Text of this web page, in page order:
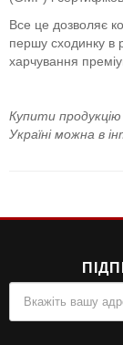
Все це дозволяє
першу сходинку в
харчування
Купити
Україні можна в